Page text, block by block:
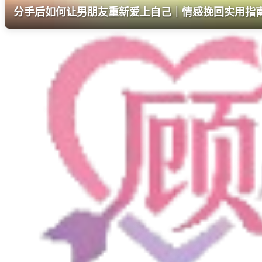
分手后如何让男朋友重新爱上自己｜情感挽回实用指